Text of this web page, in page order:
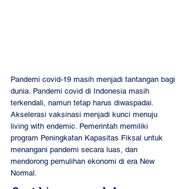
Pandemi covid-19 masih menjadi tantangan bagi
dunia. Pandemi covid di Indonesia masih
terkendali, namun tetap harus diwaspadai.
Akselerasi vaksinasi menjadi kunci menuju
living with endemic. Pemerintah memiliki
program Peningkatan Kapasitas Fiksal untuk
menangani pandemi secara luas, dan
mendorong pemulihan ekonomi di era New
Normal.